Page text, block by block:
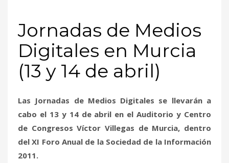
Jornadas de Medios
Digitales en Murcia
(13 y 14 de abril)
Las Jornadas de Medios Digitales se llevarán a
cabo el 13 y 14 de abril en el Auditorio y Centro
de Congresos Víctor Villegas de Murcia, dentro
del XI Foro Anual de la Sociedad de la Información
2011.